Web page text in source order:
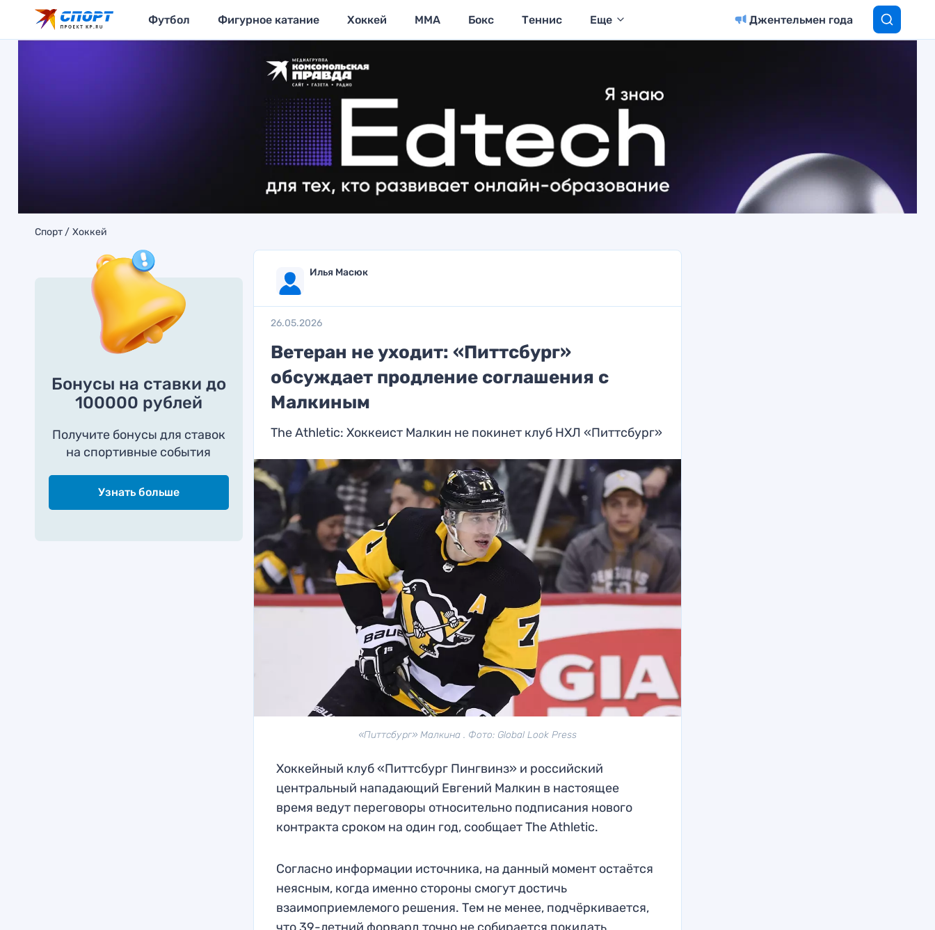
Футбол Фигурное катание Хоккей MMA Бокс Теннис Еще Джентельмен года
Спорт Хоккей
Бонусы на ставки до
100000 рублей
Получите бонусы для ставок
на спортивные события
Узнать больше
Илья Масюк
26.05.2026
Ветеран не уходит: «Питтсбург»
обсуждает продление соглашения с
Малкиным
The Athletic: Хоккеист Малкин не покинет клуб НХЛ «Питтсбург»
«Питтсбург» Малкина . Фото: Global Look Press
Хоккейный клуб «Питтсбург Пингвинз» и российский
центральный нападающий Евгений Малкин в настоящее
время ведут переговоры относительно подписания нового
контракта сроком на один год, сообщает The Athletic.
Согласно информации источника, на данный момент остаётся
неясным, когда именно стороны смогут достичь
взаимоприемлемого решения. Тем не менее, подчёркивается,